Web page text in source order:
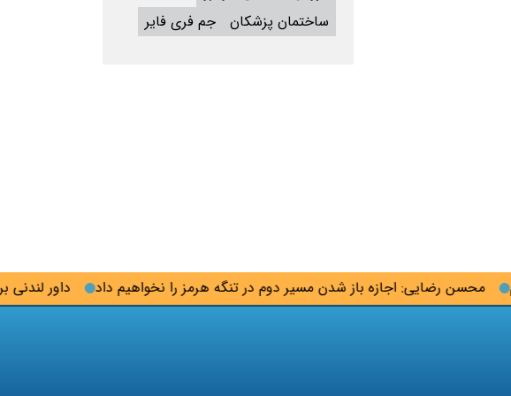
داور لندنی محسن رضایی: اجازه باز شدن مسیر دوم در تنگه هرمز را نخواهیم داد
ساختمان پزشکان
جم فری فایر